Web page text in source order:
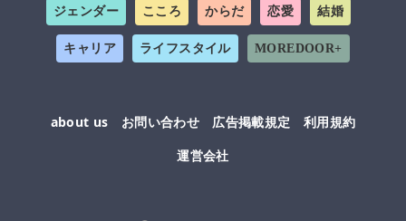
ジェンダー こころ からだ 恋愛 結婚
キャリア ライフスタイル MOREDOOR+
about us お問い合わせ 広告掲載規定
利用規約
運営会社